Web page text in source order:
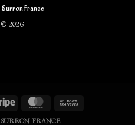
Surron France
© 2026
SURRON FRANCE